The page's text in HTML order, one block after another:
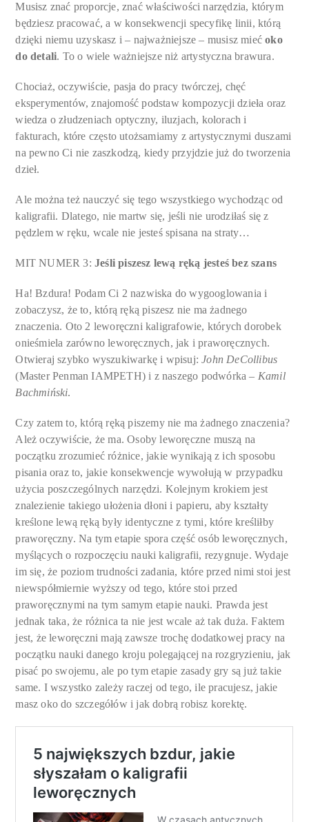
Musisz znać proporcje, znać właściwości narzędzia, którym
będziesz pracować, a w konsekwencji specyfikę linii, którą
dzięki niemu uzyskasz i – najważniejsze – musisz miećoko
do detali. To o wiele ważniejsze niż artystyczna brawura.
Chociaż, oczywiście, pasja do pracy twórczej, chęć
eksperymentów, znajomość podstaw kompozycji dzieła oraz
wiedza o złudzeniach optyczny, iluzjach, kolorach i
fakturach, które często utożsamiamy z artystycznymi duszami
na pewno Ci nie zaszkodzą, kiedy przyjdzie już do tworzenia
dzieł.
Ale można też nauczyć się tego wszystkiego wychodząc od
kaligrafii. Dlatego, nie martw się, jeśli nie urodziłaś się z
pędzlem w ręku, wcale nie jesteś spisana na straty…
MIT NUMER 3:Jeśli piszesz lewą ręką jesteś bez szans
Ha! Bzdura! Podam Ci 2 nazwiska do wygooglowania i
zobaczysz, że to, którą ręką piszesz nie ma żadnego
znaczenia. Oto 2 leworęczni kaligrafowie, których dorobek
onieśmiela zarówno leworęcznych, jak i praworęcznych.
Otwieraj szybko wyszukiwarkę i wpisuj:John DeCollibus
(Master Penman IAMPETH) i z naszego podwórka – Kamil
Bachmiński.
Czy zatem to, którą ręką piszemy nie ma żadnego znaczenia?
Ależ oczywiście, że ma. Osoby leworęczne muszą na
początku zrozumieć różnice, jakie wynikają z ich sposobu
pisania oraz to, jakie konsekwencje wywołują w przypadku
użycia poszczególnych narzędzi. Kolejnym krokiem jest
znalezienie takiego ułożenia dłoni i papieru, aby kształty
kreślone lewą ręką były identyczne z tymi, które kreśliłby
praworęczny. Na tym etapie spora część osób leworęcznych,
myślących o rozpoczęciu nauki kaligrafii, rezygnuje. Wydaje
im się, że poziom trudności zadania, które przed nimi stoi jest
niewspółmiernie wyższy od tego, które stoi przed
praworęcznymi na tym samym etapie nauki. Prawda jest
jednak taka, że różnica ta nie jest wcale aż tak duża. Faktem
jest, że leworęczni mają zawsze trochę dodatkowej pracy na
początku nauki danego kroju polegającej na rozgryzieniu, jak
pisać po swojemu, ale po tym etapie zasady gry są już takie
same. I wszystko zależy raczej od tego, ile pracujesz, jakie
masz oko do szczegółów i jak dobrą robisz korektę.